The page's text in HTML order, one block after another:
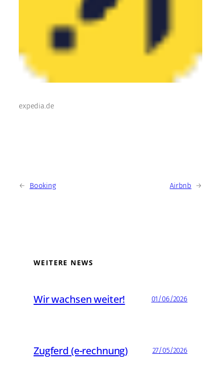
expedia.de
← Booking Airbnb →
WEITERE NEWS
Wir wachsen weiter! 01/06/2026
Zugferd (e-rechnung) 27/05/2026